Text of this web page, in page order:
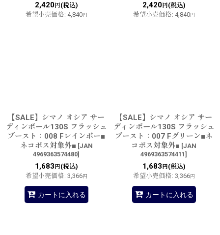
2,420円(税込)
希望小売価格: 4,840円
2,420円(税込)
希望小売価格: 4,840円
【SALE】シマノ オシア サー
ディンボール130S フラッシュ
ブースト：008 Fレインボー■
ネコポス対象外■ [JAN
4969363574480]
1,683 円(税込)
希望小売価格: 3,366円
カートに入れる
【SALE】シマノ オシア サー
ディンボール130S フラッシュ
ブースト：007 Fグリーン■ネ
コポス対象外■ [JAN
4969363574411]
1,683 円(税込)
希望小売価格: 3,366円
カートに入れる